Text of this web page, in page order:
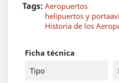
Tags: Aeropuertos
helipuertos y
Historia de los
Ficha técnica
Tipo